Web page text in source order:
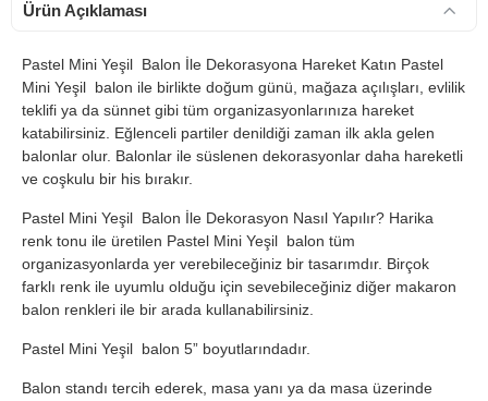
Ürün Açıklaması
Pastel Mini Yeşil Balon İle Dekorasyona Hareket Katın Pastel
Mini Yeşil balon ile birlikte doğum günü, mağaza açılışları, evlilik
teklifi ya da sünnet gibi tüm organizasyonlarınıza hareket
katabilirsiniz. Eğlenceli partiler denildiği zaman ilk akla gelen
balonlar olur. Balonlar ile süslenen dekorasyonlar daha hareketli
ve coşkulu bir his bırakır.
Pastel Mini Yeşil Balon İle Dekorasyon Nasıl Yapılır? Harika
renk tonu ile üretilen Pastel Mini Yeşil balon tüm
organizasyonlarda yer verebileceğiniz bir tasarımdır. Birçok
farklı renk ile uyumlu olduğu için sevebileceğiniz diğer makaron
balon renkleri ile bir arada kullanabilirsiniz.
Pastel Mini Yeşil balon 5” boyutlarındadır.
Balon standı tercih ederek, masa yanı ya da masa üzerinde